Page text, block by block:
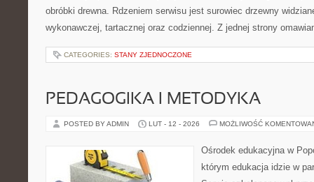
obróbki drewna. Rdzeniem serwisu jest surowiec drzewny
wykonawczej, tartacznej oraz codziennej. Z jednej strony
CATEGORIES: STANY ZJEDNOCZONE
PEDAGOGIKA I METODYKA
POSTED BY ADMIN LUT - 12 - 2026 MOŻLIWOŚĆ
Ośrodek edukacyjna w
którym edukacja idzie w